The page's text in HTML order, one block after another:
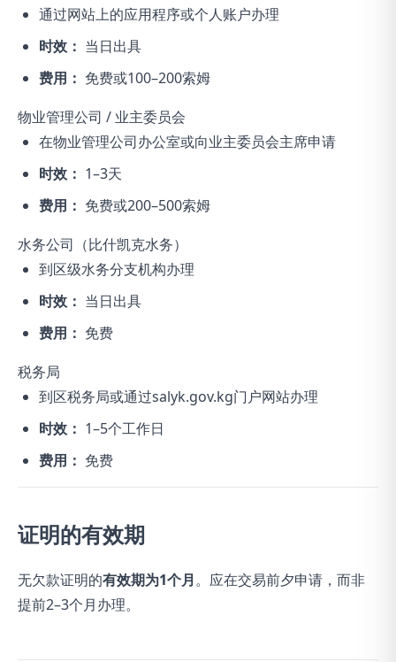
通过网站上的应用程序或个人账户办理
时效： 当日出具
费用： 免费或100–200索姆
物业管理公司 / 业主委员会
在物业管理公司办公室或向业主委员会主席申请
时效： 1–3天
费用： 免费或200–500索姆
水务公司（比什凯克水务）
到区级水务分支机构办理
时效： 当日出具
费用： 免费
税务局
到区税务局或通过salyk.gov.kg门户网站办理
时效： 1–5个工作日
费用： 免费
证明的有效期
无欠款证明的有效期为1个月。应在交易前夕申请，而非
提前2–3个月办理。